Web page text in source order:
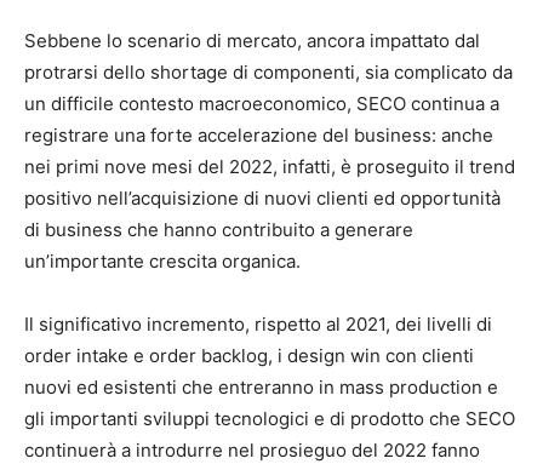
Sebbene lo scenario di mercato, ancora impattato dal
protrarsi dello shortage di componenti, sia complicato da
un difficile contesto macroeconomico, SECO continua a
registrare una forte accelerazione del business: anche
nei primi nove mesi del 2022, infatti, è proseguito il trend
positivo nell’acquisizione di nuovi clienti ed opportunità
di business che hanno contribuito a generare
un’importante crescita organica.
Il significativo incremento, rispetto al 2021, dei livelli di
order intake e order backlog, i design win con clienti
nuovi ed esistenti che entreranno in mass production e
gli importanti sviluppi tecnologici e di prodotto che SECO
continuerà a introdurre nel prosieguo del 2022 fanno